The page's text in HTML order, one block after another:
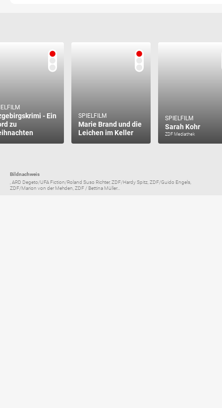
- Ein
zu
SPIELFILM
Marie Brand und die
Leichen im Keller
SPIELFILM
Sarah Kohr
ZDF Mediathek
Bildnachweis
, ARD Degeto/UFA Fiction/Roland Suso Richter, ZDF/Hardy Spitz, ZDF/Guido Engels,
ZDF/Marion von der Mehden, ZDF / Bettina Müller...